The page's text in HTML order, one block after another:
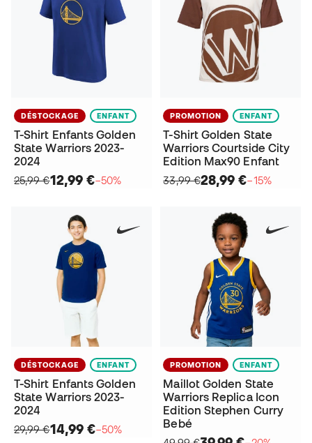
DÉSTOCKAGE ENFANT
T-Shirt Enfants Golden
State Warriors 2023-
2024
25,99 €12,99 €−50%
PROMOTION ENFANT
T-Shirt Golden State
Warriors Courtside City
Edition Max90 Enfant
33,99 €28,99 €−15%
DÉSTOCKAGE ENFANT
T-Shirt Enfants Golden
State Warriors 2023-
2024
29,99 €14,99 €−50%
PROMOTION ENFANT
Maillot Golden State
Warriors Replica Icon
Edition Stephen Curry
Bebé